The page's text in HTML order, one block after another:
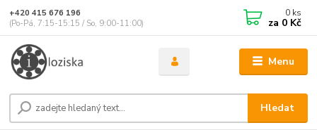
Menu
Hledat
+420 415 676 196
(Po-Pá, 7:15-15:15 / So, 9:00-11:00)
0 ks
za 0 Kč